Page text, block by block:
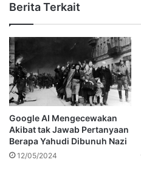
Berita Terkait
Google AI Mengecewakan
Akibat tak Jawab Pertanyaan
Berapa Yahudi Dibunuh Nazi
12/05/2024